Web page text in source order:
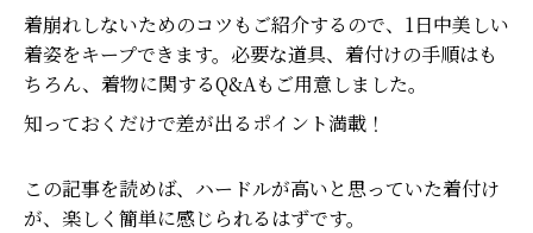
着崩れしないためのコツもご紹介するので、1日中美しい
着姿をキープできます。必要な道具、着付けの手順はも
ちろん、着物に関するQ&Aもご用意しました。
知っておくだけで差が出るポイント満載！
この記事を読めば、ハードルが高いと思っていた着付け
が、楽しく簡単に感じられるはずです。